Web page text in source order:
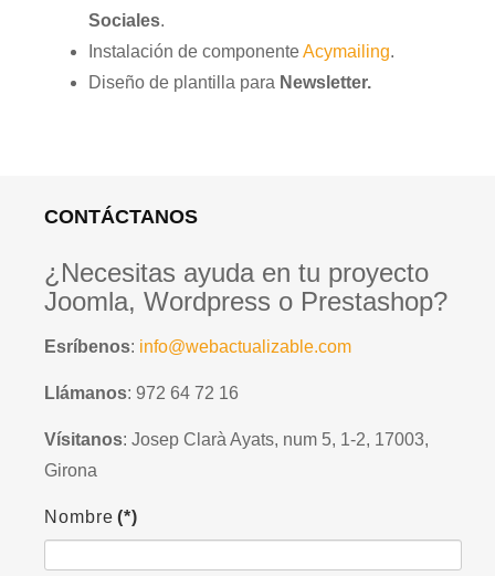
Sociales.
Instalación de componenteAcymailing.
Diseño de plantilla para Newsletter.
CONTÁCTANOS
¿Necesitas ayuda en tu proyecto
Joomla, Wordpress o Prestashop?
Esríbenos: info@webactualizable.com
Llámanos: 972 64 72 16
Vísitanos: Josep Clarà Ayats, num 5, 1-2, 17003,
Girona
Nombre (*)